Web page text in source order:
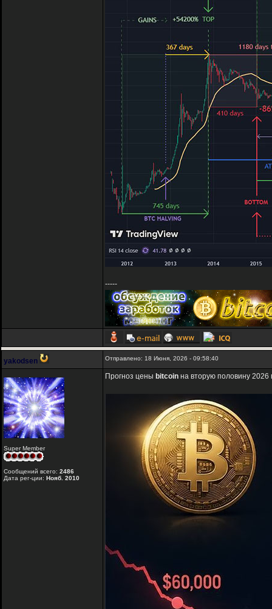
-----
yakodsen Отправлено: 18 Июня, 2026 - 09:58:40
Super Member
Сообщений всего: 2486
Дата рег-ции: Нояб. 2010
Прогноз цены bitcoin на вторую половину 2026